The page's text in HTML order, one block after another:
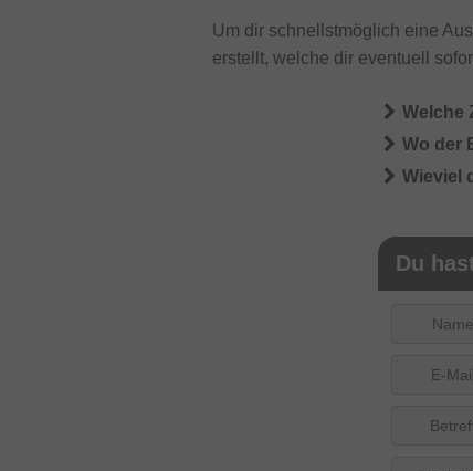
Um dir schnellstmöglich eine
erstellt, welche dir eventuell
Welche
Wo der
Wieviel
Du
E-